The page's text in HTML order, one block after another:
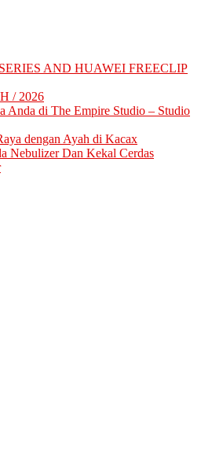
AND HUAWEI FREECLIP
/ 2026
Anda di The Empire Studio – Studio
dengan Ayah di Kacax
Nebulizer Dan Kekal Cerdas